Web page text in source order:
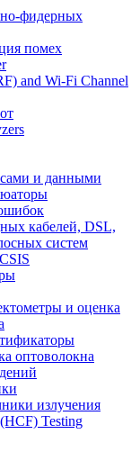
фидерных
помех
and Wi-Fi Channel
и данными
кабелей, DSL,
систем
и оценка
оптоволокна
излучения
Testing